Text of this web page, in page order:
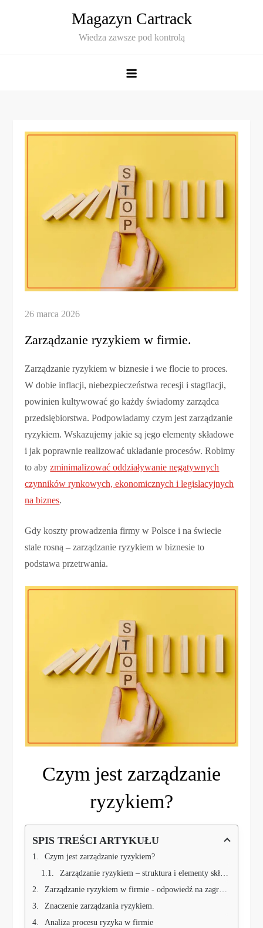
Magazyn Cartrack
Wiedza zawsze pod kontrolą
Zarządzanie ryzykiem w firmie.
Zarządzanie ryzykiem w biznesie i we flocie to proces.
W dobie inflacji, niebezpieczeństwa recesji i stagflacji,
powinien kultywować go każdy świadomy zarządca
przedsiębiorstwa. Podpowiadamy czym jest zarządzanie
ryzykiem. Wskazujemy jakie są jego elementy składowe
i jak poprawnie realizować układanie procesów. Robimy
to abyzminimalizować oddziaływanie negatywnych
czynników rynkowych, ekonomicznych i legislacyjnych
na biznes.
Gdy koszty prowadzenia firmy w Polsce i na świecie
stale rosną – zarządzanie ryzykiem w biznesie to
podstawa przetrwania.
Czym jest zarządzanie
ryzykiem?
SPIS TREŚCI ARTYKUŁU
Czym jest zarządzanie ryzykiem?
Zarządzanie ryzykiem – struktura i elementy składowe.
Zarządzanie ryzykiem w firmie - odpowiedź na zagrożenia
Znaczenie zarządzania ryzykiem.
Analiza procesu ryzyka w firmie